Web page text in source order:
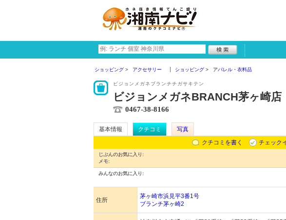
ショッピング アクセサリー ショッピング アパレル・衣料品
ビジョンメガネブランチチガサキテン
ビジョンメガネBRANCH茅ヶ崎店
0467-38-8166
基本情報 クチコミ
写真
クチコミを書く
チェック
じぶんのお気に入り:
メモ:
みんなのお気に入り:
住所
茅ヶ崎市浜見平3番1号
ブランチ茅ヶ崎2